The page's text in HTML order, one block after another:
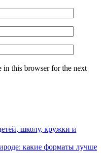
in this browser for the next
школу, кружки и
какие форматы лучше